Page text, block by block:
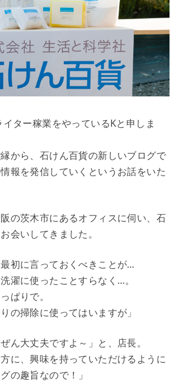
ター稼業をやっているKと申しま
から、石けん百貨の新しいブログで
報を発信していくというお話をいた
の茨木市にあるオフィスに伺い、石
会いしてきました。
最初に言っておくべきことが…
濯に使ったことすらなく…。
ぱりで。
の掃除に使ってはいますが」
ん大丈夫ですよ～」と、店長。
方に、興味を持っていただけるように
の趣旨なので！」